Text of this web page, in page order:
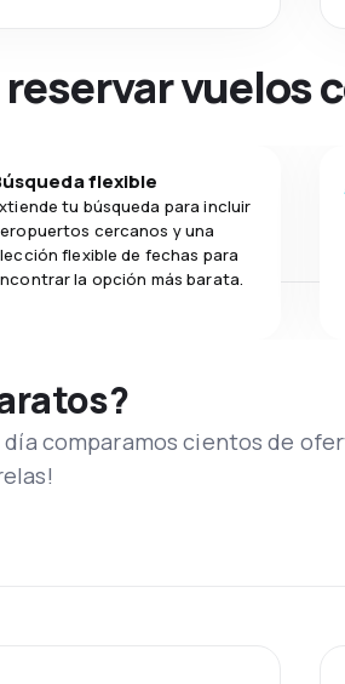
vuelos
flexible
tu búsqueda para incluir
cercanos y una
flexible de fechas para
la opción más barata.
comparamos cientos de